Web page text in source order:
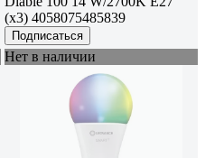
(x3) 4058075485839
Подписаться
Нет в наличии